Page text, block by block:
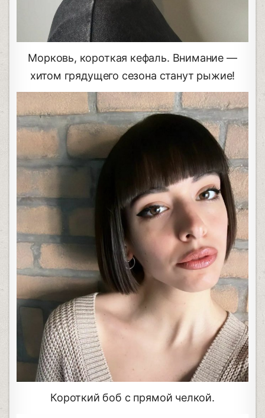
Морковь, короткая кефаль. Внимание —
хитом грядущего сезона станут рыжие!
Короткий боб с прямой челкой.